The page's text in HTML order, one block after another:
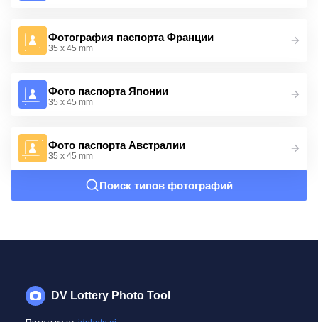
Фотография паспорта Франции
35 x 45 mm
Фото паспорта Японии
35 x 45 mm
Фото паспорта Австралии
35 x 45 mm
Поиск типов фотографий
DV Lottery Photo Tool